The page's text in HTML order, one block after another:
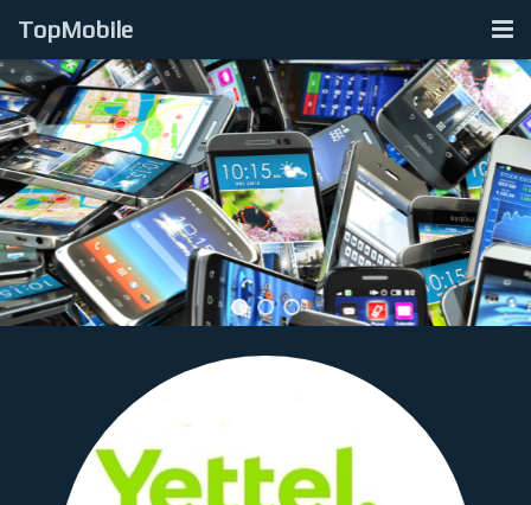
TopMobile
Početna
Otkup LCD-LED-Smart tv
Otkup Laptopova
Otkup Mobilnih Telefona
Kontakt